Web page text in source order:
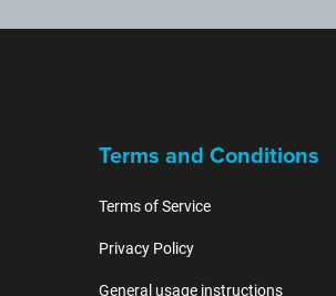
Terms and Conditions
Terms of Service
Privacy Policy
General usage instructions